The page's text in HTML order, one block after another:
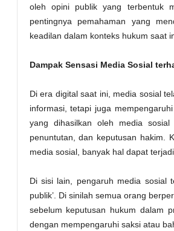
oleh opini publik yang terbentuk
pentingnya pemahaman yang
keadilan dalam konteks hukum saat
Dampak Sensasi Media Sosial
Di era digital saat ini, media sosial
informasi, tetapi juga
yang dihasilkan oleh media sosial
penuntutan, dan keputusan hakim.
media sosial, banyak hal dapat
Di sisi lain, pengaruh media sosial
publik’. Di sinilah semua orang
sebelum keputusan hukum dalam
dengan mempengaruhi saksi atau